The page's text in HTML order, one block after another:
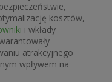
kosztów,
i wkłady
atrakcyjnego
wpływem na